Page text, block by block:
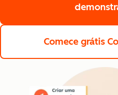
Comece grátis